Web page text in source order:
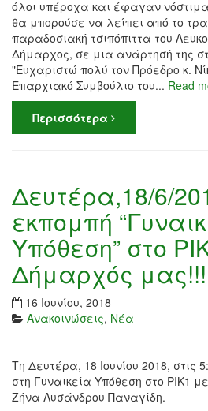
όλοι υπέροχα και έφαγαν
θα μπορούσε να λείπει από το
παραδοσιακή τσιπόπιττα του
Δήμαρχος, σε μια ανάρτησή της
"Ευχαριστώ πολύ τον Πρόεδρο κ.
Επαρχιακό Συμβούλιο του... Read
Περισσότερα
Δευτέρα,18/6/
εκπομπή
Υπόθεση” στο
Δήμαρχός μας!!!
16 Ιουνίου, 2018
Ανακοινώσεις, Νέα
Τη Δευτέρα, 18 Ιουνίου 2018, στις
στη Γυναικεία Υπόθεση στο ΡΙΚ1
Ζήνα Λυσάνδρου Παναγίδη.